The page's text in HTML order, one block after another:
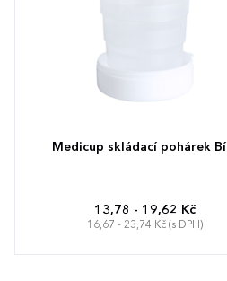
Medicup skládací pohárek
13,78 - 19,62 Kč
16,67 - 23,74 Kč (s DPH)